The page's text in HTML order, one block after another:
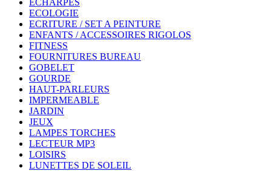
ECHARPES
ECOLOGIE
ECRITURE / SET A PEINTURE
ENFANTS / ACCESSOIRES RIGOLOS
FITNESS
FOURNITURES BUREAU
GOBELET
GOURDE
HAUT-PARLEURS
IMPERMEABLE
JARDIN
JEUX
LAMPES TORCHES
LECTEUR MP3
LOISIRS
LUNETTES DE SOLEIL